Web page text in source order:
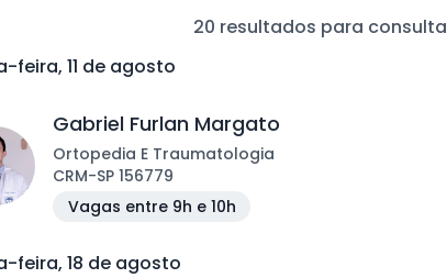
20 resultados para consulta
feira, 11 de agosto
Gabriel Furlan Margato
Ortopedia E Traumatologia
CRM-SP 156779
Vagas entre 9h e 10h
feira, 18 de agosto